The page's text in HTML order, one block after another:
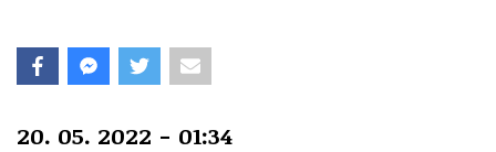
20. 05. 2022 - 01:34